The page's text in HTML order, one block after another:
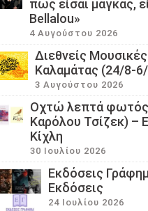
πως είσαι μάγκας,
Bellalou»
4 Αυγούστου 2026
Διεθνείς
Καλαμάτας (24/8-
3 Αυγούστου 2026
Οχτώ λεπτά φωτός
Καρόλου Τσίζεκ) –
Κίχλη
30 Ιουλίου 2026
Εκδόσεις
Εκδόσεις
24 Ιουλίου 2026